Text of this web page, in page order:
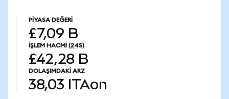
PIYASA DEĞERI
£7,09 B
İŞLEM HACMI (24S)
£42,28 B
DOLAŞIMDAKI ARZ
38,03 ITAon